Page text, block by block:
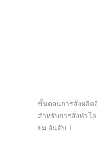
ขั้นตอนการสั่งผลิต
สำหรับการสั่งทำโ
ยม อันดับ 1